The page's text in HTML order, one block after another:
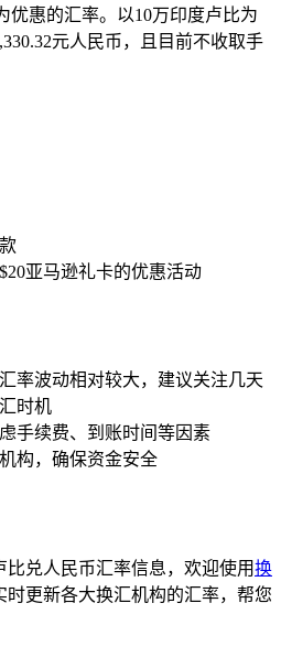
优惠的汇率。以10万印度卢比为
元人民币，且目前不收取手
亚马逊礼卡的优惠活动
率波动相对较大，建议关注几天
时机
手续费、到账时间等因素
构，确保资金安全
兑人民币汇率信息，欢迎使用换
时更新各大换汇机构的汇率，帮您